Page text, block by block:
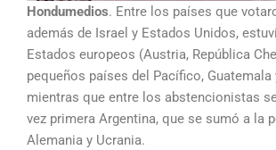
Hondumedios. Entre los países que
además de Israel y Estados Unidos,
Estados europeos (Austria, República
pequeños países del Pacífico, Guatemala
mientras que entre los abstencionistas
vez primera Argentina, que se sumó a la
Alemania y Ucrania.